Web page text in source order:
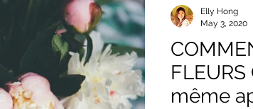
FLEURS
même
Elly Hong
May 3, 2020